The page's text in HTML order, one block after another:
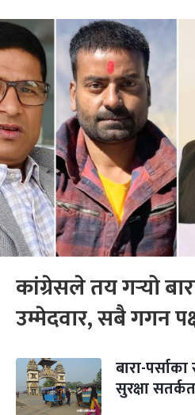
कांग्रेसले तय गर्‍यो
उम्मेदवार, सबै गगन
बारा-
सुरक्षा